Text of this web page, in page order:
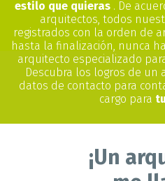
estilo que quieras . De
arquitectos, todos
registrados con la orden de
hasta la finalización, nunca
arquitecto especializado
Descubra los logros de
datos de contacto para
cargo para
¡Un